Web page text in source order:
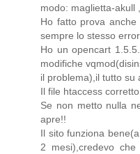
modo: maglietta-akull
Ho fatto prova
sempre lo stesso
Ho un opencart
modifiche
il problema),il tutto su
Il file htaccess
Se non metto nulla
apre!!
Il sito funziona
2 mesi),credevo